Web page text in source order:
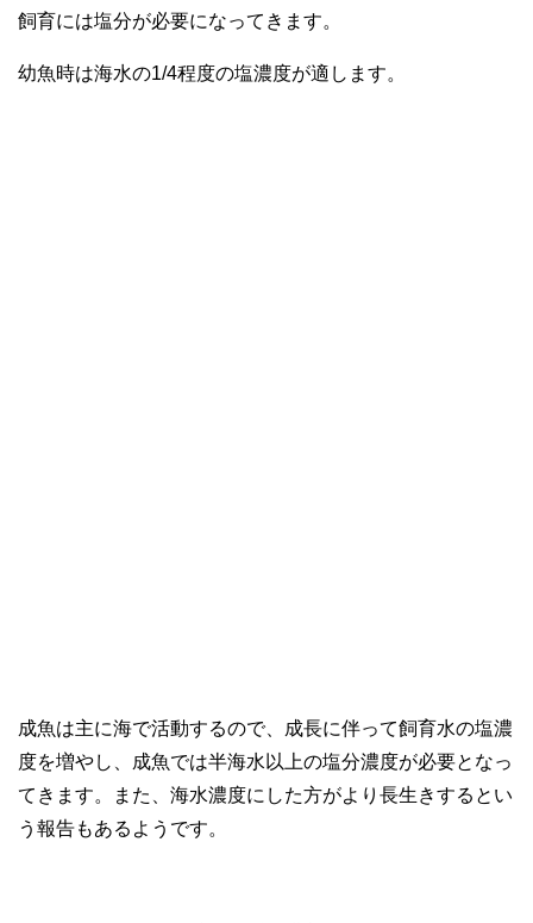
飼育には塩分が必要になってきます。
幼魚時は海水の1/4程度の塩濃度が適します。
成魚は主に海で活動するので、成長に伴って飼育水の塩濃
度を増やし、成魚では半海水以上の塩分濃度が必要となっ
てきます。また、海水濃度にした方がより長生きするとい
う報告もあるようです。